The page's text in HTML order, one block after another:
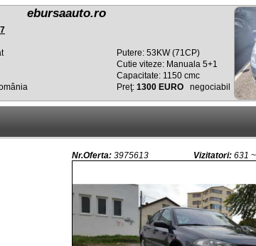
ebursaauto.ro
Putere: 53KW (71CP)
Cutie viteze: Manuala 5+1
Capacitate: 1150 cmc
Preţ: 1300 EURO negociabil
Nr.Oferta: 3975613 Vizitatori: 631